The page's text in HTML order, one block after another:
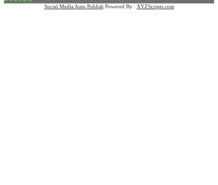
Social Media Auto Publish Powered By : XYZScripts.com